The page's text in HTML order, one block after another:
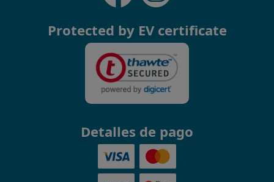
Protected by EV certificate
Detalles de pago